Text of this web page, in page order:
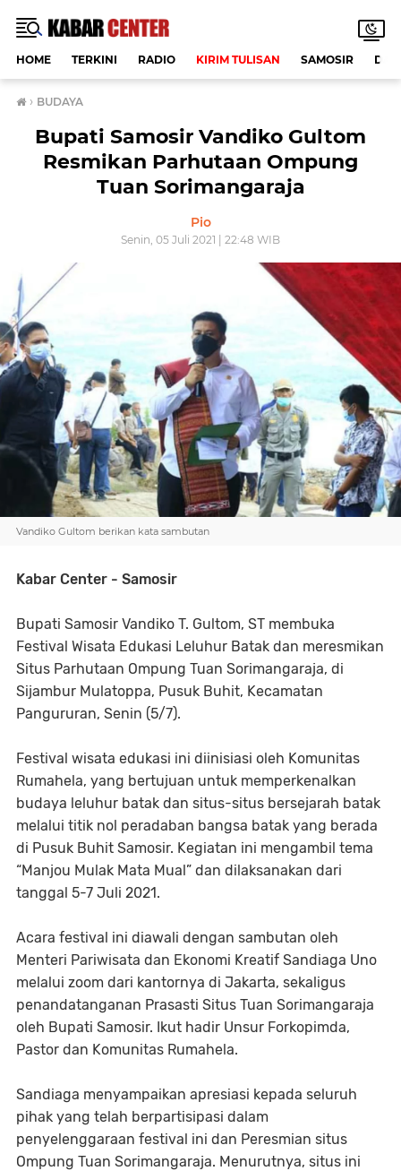
HOME TERKINI RADIO KIRIM TULISAN SAMOSIR
› BUDAYA
Bupati Samosir Vandiko Gultom
Resmikan Parhutaan Ompung
Tuan Sorimangaraja
Pio
Senin, 05 Juli 2021 | 22:48 WIB
Vandiko Gultom berikan kata sambutan
Kabar Center - Samosir
Bupati Samosir Vandiko T. Gultom, ST membuka
Festival Wisata Edukasi Leluhur Batak dan meresmikan
Situs Parhutaan Ompung Tuan Sorimangaraja, di
Sijambur Mulatoppa, Pusuk Buhit, Kecamatan
Pangururan, Senin (5/7).
Festival wisata edukasi ini diinisiasi oleh Komunitas
Rumahela, yang bertujuan untuk memperkenalkan
budaya leluhur batak dan situs-situs bersejarah batak
melalui titik nol peradaban bangsa batak yang berada
di Pusuk Buhit Samosir. Kegiatan ini mengambil tema
“Manjou Mulak Mata Mual” dan dilaksanakan dari
tanggal 5-7 Juli 2021.
Acara festival ini diawali dengan sambutan oleh
Menteri Pariwisata dan Ekonomi Kreatif Sandiaga Uno
melalui zoom dari kantornya di Jakarta, sekaligus
penandatanganan Prasasti Situs Tuan Sorimangaraja
oleh Bupati Samosir. Ikut hadir Unsur Forkopimda,
Pastor dan Komunitas Rumahela.
Sandiaga menyampaikan apresiasi kepada seluruh
pihak yang telah berpartisipasi dalam
penyelenggaraan festival ini dan Peresmian situs
Ompung Tuan Sorimangaraja. Menurutnya, situs ini